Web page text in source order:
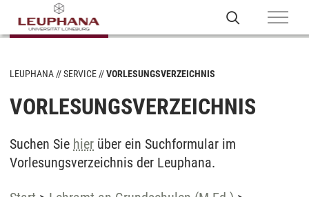
LEUPHANA SERVICE VORLESUNGSVERZEICHNIS
VORLESUNGSVERZEICHNIS
Suchen Sie hier über ein Suchformular im
Vorlesungsverzeichnis der Leuphana.